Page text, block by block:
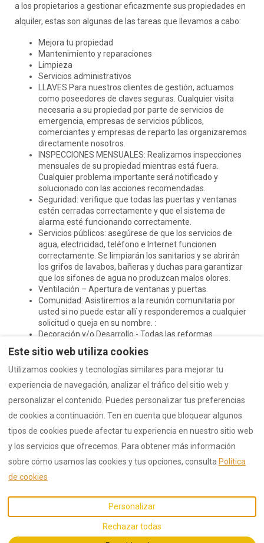
a los propietarios a gestionar eficazmente sus propiedades en
alquiler, estas son algunas de las tareas que llevamos a cabo:
Mejora tu propiedad
Mantenimiento y reparaciones
Limpieza
Servicios administrativos
LLAVES Para nuestros clientes de gestión, actuamos
como poseedores de claves seguras. Cualquier visita
necesaria a su propiedad por parte de servicios de
emergencia, empresas de servicios públicos,
comerciantes y empresas de reparto las organizaremos
directamente nosotros.
INSPECCIONES MENSUALES: Realizamos inspecciones
mensuales de su propiedad mientras está fuera.
Cualquier problema importante será notificado y
solucionado con las acciones recomendadas.
Seguridad: verifique que todas las puertas y ventanas
estén cerradas correctamente y que el sistema de
alarma esté funcionando correctamente.
Servicios públicos: asegúrese de que los servicios de
agua, electricidad, teléfono e Internet funcionen
correctamente. Se limpiarán los sanitarios y se abrirán
los grifos de lavabos, bañeras y duchas para garantizar
que los sifones de agua no produzcan malos olores.
Ventilación – Apertura de ventanas y puertas.
Comunidad: Asistiremos a la reunión comunitaria por
usted si no puede estar allí y responderemos a cualquier
solicitud o queja en su nombre. :
Decoración y/o Desarrollo - Todas las reformas
inmobiliarias - Seguimiento y control del seguimiento de
la obra
Politica de Privacidad Condiciones de Uso
Málaga, España.
infos@locdelsol.com
©2026LOCDELSOLTodos
los derechos reservados
Powered by Lodgify
Este sitio web utiliza cookies
Utilizamos cookies y tecnologías similares para mejorar tu
experiencia de navegación, analizar el tráfico del sitio web y
personalizar el contenido. Puedes personalizar tus preferencias
de cookies a continuación. Ten en cuenta que bloquear algunos
tipos de cookies puede afectar tu experiencia en nuestro sitio web
y los servicios que ofrecemos. Para obtener más información
sobre cómo usamos las cookies y tus opciones, consulta Política
de cookies
Personalizar
Rechazar todas